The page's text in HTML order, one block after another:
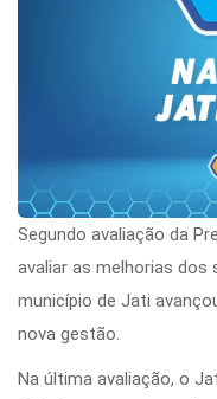
Segundo avaliação da
avaliar as melhorias dos
município de Jati
nova gestão.
Na última avaliação, o